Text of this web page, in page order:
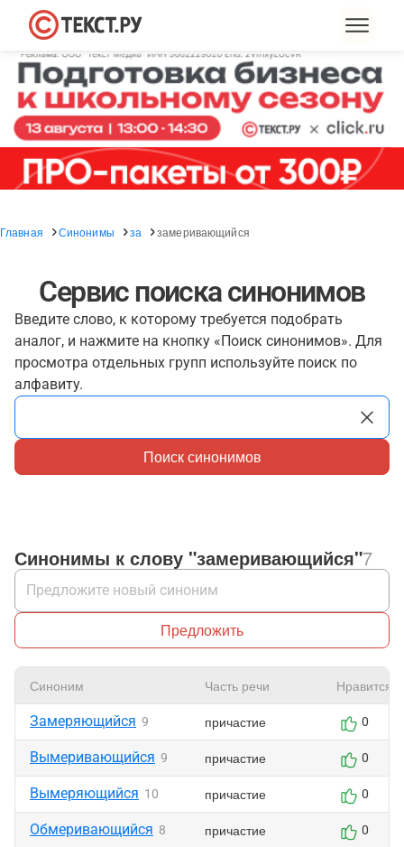
Главная Синонимы за замеривающийся
Сервис поиска синонимов
Введите слово, к которому требуется подобрать
аналог, и нажмите на кнопку «Поиск синонимов». Для
просмотра отдельных групп используйте поиск по
алфавиту.
Поиск синонимов
Синонимы к слову "замеривающийся"7
Предложить
Синоним Часть речи Нравится
Замеряющийся 9 причастие 0
Вымеривающийся 9 причастие 0
Вымеряющийся 10 причастие 0
Обмеривающийся 8 причастие 0